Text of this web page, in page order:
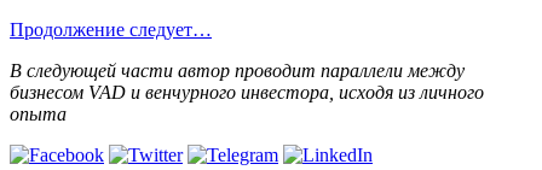
Продолжение следует…
В следующей части автор проводит параллели между
бизнесом VAD и венчурного инвестора, исходя из личного
опыта